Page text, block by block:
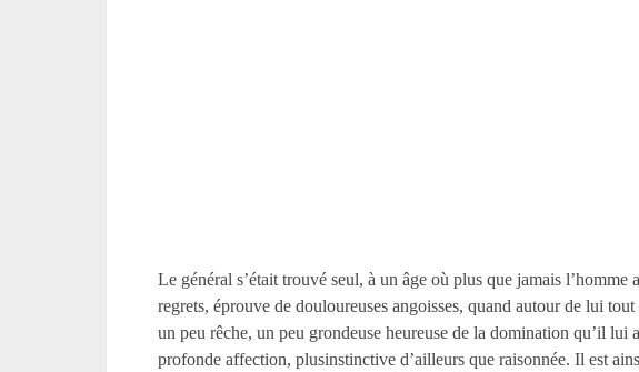
Le général s’était trouvé seul, à un âge où plus que jamais
regrets, éprouve de douloureuses angoisses, quand autour de lui
un peu rêche, un peu grondeuse heureuse de la domination qu’il
profonde affection, plusinstinctive d’ailleurs que raisonnée. Il est